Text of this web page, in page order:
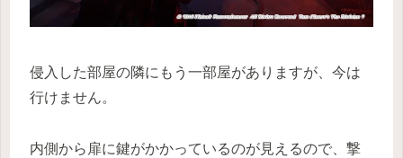
侵入した部屋の隣にもう一部屋がありますが、今は
行けません。
内側から扉に鍵がかかっているのが見えるので、撃